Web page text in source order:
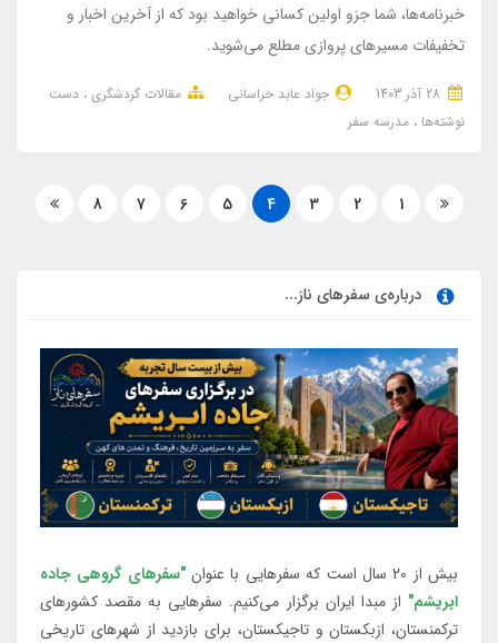
خبرنامه‌ها، شما جزو اولین کسانی خواهید بود که از آخرین اخبار و
تخفیفات مسیرهای پروازی مطلع می‌شوید.
جواد عابد خراسانی مقالات گردشگری دست
نوشته‌ها
مدرسه سفر
1
2
3
4
5
6
7
8
درباره‌ی سفرهای ناز...
بیش از 20 سال است که سفرهایی با عنوان
"سفرهای گروهی جاده
ابریشم" از مبدا ایران برگزار می‌کنیم. سفرهایی به مقصد کشورهای
ترکمنستان، ازبکستان و تاجیکستان، برای بازدید از شهرهای تاریخی